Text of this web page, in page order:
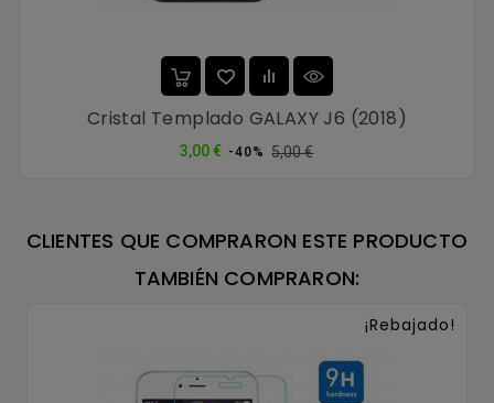
Cristal Templado GALAXY J6 (2018)
3,00 € Precio
-40% 5,00 €Precio
CLIENTES QUE COMPRARON ESTE PRODUCTO
TAMBIÉN COMPRARON:
¡Rebajado!